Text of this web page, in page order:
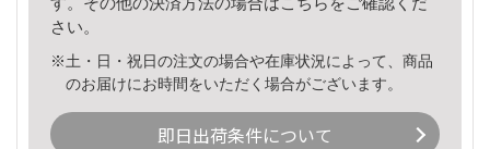
さい。
※土・日・祝日の注文の場合や在庫状況によって、商品
のお届けにお時間をいただく場合がございます。
即日出荷条件について